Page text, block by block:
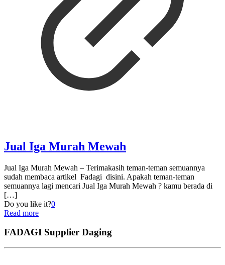
Jual Iga Murah Mewah
Jual Iga Murah Mewah – Terimakasih teman-teman semuannya
sudah membaca artikel Fadagi disini. Apakah teman-teman
semuannya lagi mencari Jual Iga Murah Mewah ? kamu berada di
[…]
Do you like it?0
Read more
FADAGI Supplier Daging